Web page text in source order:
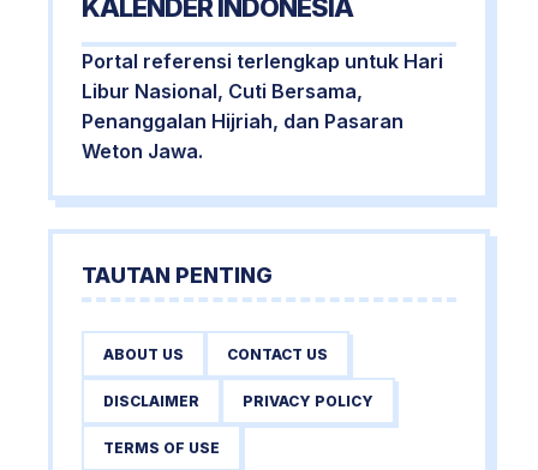
KALENDER INDONESIA
Portal referensi terlengkap untuk Hari
Libur Nasional, Cuti Bersama,
Penanggalan Hijriah, dan Pasaran
Weton Jawa.
TAUTAN PENTING
ABOUT US CONTACT US
DISCLAIMER PRIVACY POLICY
TERMS OF USE